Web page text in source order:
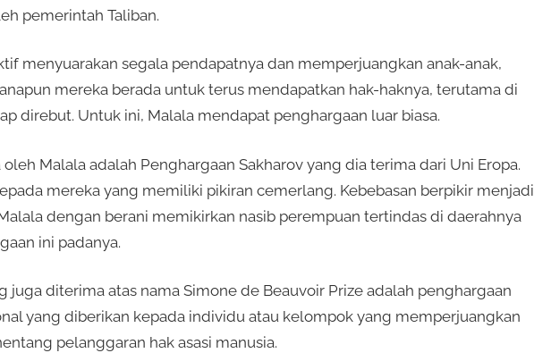
pemerintah Taliban.
menyuarakan segala pendapatnya dan memperjuangkan anak-anak,
mereka berada untuk terus mendapatkan hak-haknya, terutama di
direbut. Untuk ini, Malala mendapat penghargaan luar biasa.
Malala adalah Penghargaan Sakharov yang dia terima dari Uni Eropa.
mereka yang memiliki pikiran cemerlang. Kebebasan berpikir menjadi
dengan berani memikirkan nasib perempuan tertindas di daerahnya
ini padanya.
juga diterima atas nama Simone de Beauvoir Prize adalah penghargaan
yang diberikan kepada individu atau kelompok yang memperjuangkan
pelanggaran hak asasi manusia.